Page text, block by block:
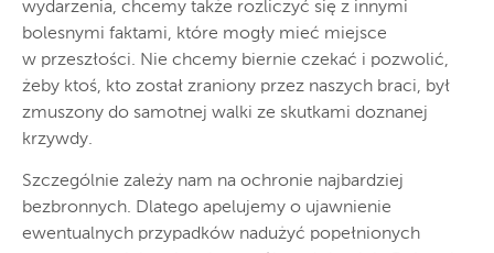
wydarzenia, chcemy także rozliczyć się z innymi
bolesnymi faktami, które mogły mieć miejsce
w przeszłości. Nie chcemy biernie czekać i pozwolić,
żeby ktoś, kto został zraniony przez naszych braci, był
zmuszony do samotnej walki ze skutkami doznanej
krzywdy.
Szczególnie zależy nam na ochronie najbardziej
bezbronnych. Dlatego apelujemy o ujawnienie
ewentualnych przypadków nadużyć popełnionych